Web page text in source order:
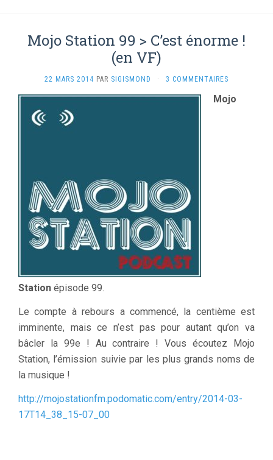
Mojo Station 99 > C’est énorme !
(en VF)
22 MARS 2014 PAR SIGISMOND · 3 COMMENTAIRES
Mojo
Station épisode 99.
Le compte à rebours a commencé, la centième est
imminente, mais ce n’est pas pour autant qu’on va
bâcler la 99e ! Au contraire ! Vous écoutez Mojo
Station, l’émission suivie par les plus grands noms de
la musique !
http://mojostationfm.podomatic.com/entry/2014-03-
17T14_38_15-07_00